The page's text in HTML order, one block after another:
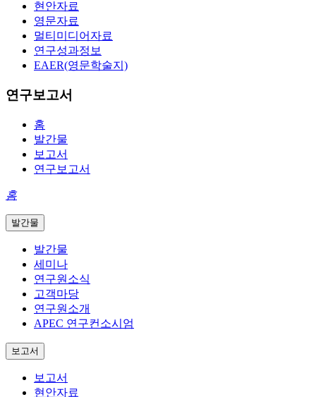
현안자료
영문자료
멀티미디어자료
연구성과정보
EAER(영문학술지)
연구보고서
홈
발간물
보고서
연구보고서
홈
발간물
발간물
세미나
연구원소식
고객마당
연구원소개
APEC 연구컨소시엄
보고서
보고서
현안자료